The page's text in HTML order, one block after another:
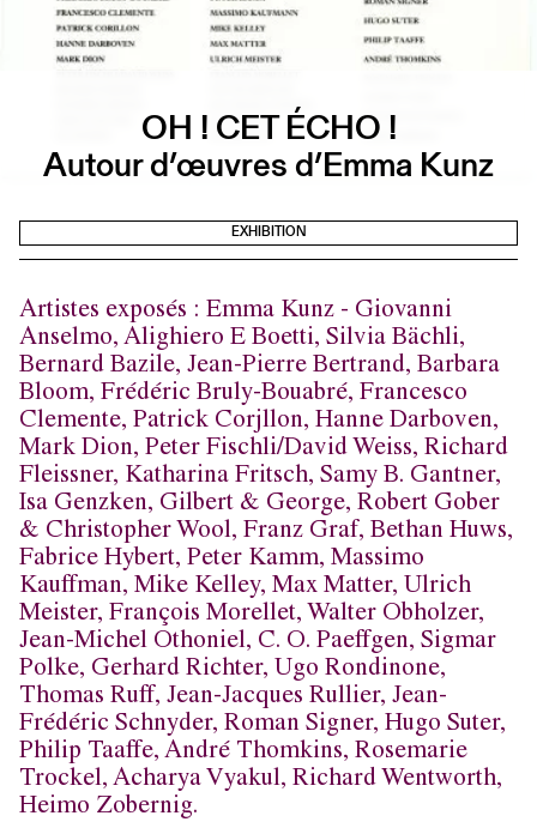
OH ! CET ÉCHO !
Autour d’œuvres d’Emma Kunz
EXHIBITION
Artistes exposés : Emma Kunz - Giovanni
Anselmo, Alighiero E Boetti, Silvia Bächli,
Bernard Bazile, Jean-Pierre Bertrand, Barbara
Bloom, Frédéric Bruly-Bouabré, Francesco
Clemente, Patrick Corjllon, Hanne Darboven,
Mark Dion, Peter Fischli/David Weiss, Richard
Fleissner, Katharina Fritsch, Samy B. Gantner,
Isa Genzken, Gilbert & George, Robert Gober
& Christopher Wool, Franz Graf, Bethan Huws,
Fabrice Hybert, Peter Kamm, Massimo
Kauffman, Mike Kelley, Max Matter, Ulrich
Meister, François Morellet, Walter Obholzer,
Jean-Michel Othoniel, C. O. Paeffgen, Sigmar
Polke, Gerhard Richter, Ugo Rondinone,
Thomas Ruff, Jean-Jacques Rullier, Jean-
Frédéric Schnyder, Roman Signer, Hugo Suter,
Philip Taaffe, André Thomkins, Rosemarie
Trockel, Acharya Vyakul, Richard Wentworth,
Heimo Zobernig.